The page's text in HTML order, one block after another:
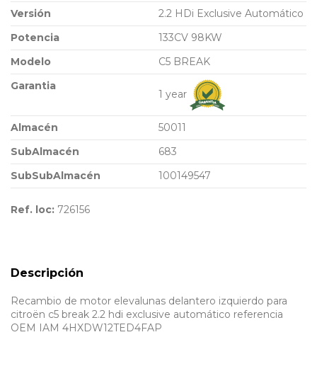
Versión
2.2 HDi Exclusive Automático
Potencia
133CV 98KW
Modelo
C5 BREAK
Garantia
1 year
Almacén
50011
SubAlmacén
683
SubSubAlmacén
100149547
Ref. loc: 726156
Descripción
Recambio de motor elevalunas delantero izquierdo para
citroën c5 break 2.2 hdi exclusive automático referencia
OEM IAM 4HXDW12TED4FAP